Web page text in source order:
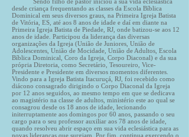
desde criança frequentando as classes da Escola Bíblica
Dominical em seus diversos graus, na Primeira Igreja Batista
de Vitória, ES, até aos 8 anos de idade e daí em diante na
Primeira Igreja Batista de Piedade, RJ, onde batizou-se aos 12
anos de idade. Participou da liderança das diversas
organizações da Igreja (União de Juniores, União de
Adolescentes, União de Mocidade, União de Adultos, Escola
Bíblica Dominical, Coro da Igreja, Corpo Diaconal) e da sua
própria Diretoria, como Secretário, Tesoureiro, Vice-
Presidente e Presidente em diversos momentos diferentes.
Vindo para a Igreja Batista Itacuruçá, RJ, foi recebido como
diácono consagrado dirigindo o Corpo Diaconal da Igreja
por 12 anos seguidos, ao mesmo tempo em que se dedicava
ao magistério na classe de adultos, ministério este ao qual se
consagrou desde os 18 anos de idade, lecionando
initerruptamente aos domingos por 60 anos, passando o seu
cargo para o seu professor auxiliar aos 78 anos de idade,
quando resolveu abrir espaço em sua vida eclesiástica para as
novas lideranças que surgiam. Por fim, continua exercendo o